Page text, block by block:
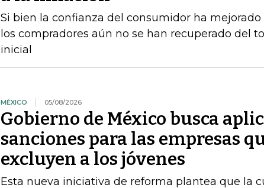
Si bien la confianza del consumidor ha
los compradores aún no se han recuperado del
inicial
MÉXICO 05/08/2026
Gobierno de México busca
sanciones para las empresas
excluyen a los jóvenes
Esta nueva iniciativa de reforma plantea que la